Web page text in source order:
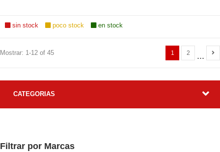
sin stock poco stock en stock
Mostrar: 1-12 of 45 1 2 ...
CATEGORIAS
Filtrar por Marcas